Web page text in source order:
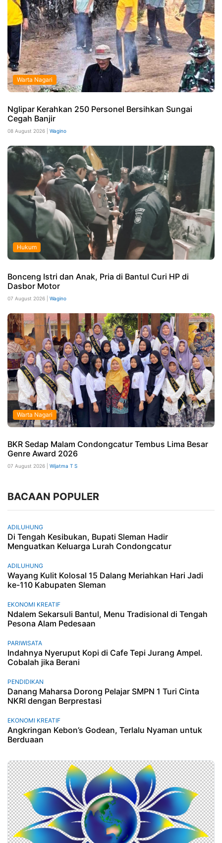
Warta Nagari
Nglipar Kerahkan 250 Personel Bersihkan Sungai
Cegah Banjir
08 August 2026 | Wagino
Hukum
Bonceng Istri dan Anak, Pria di Bantul Curi HP di
Dasbor Motor
07 August 2026 | Wagino
Warta Nagari
BKR Sedap Malam Condongcatur Tembus Lima Besar
Genre Award 2026
07 August 2026 | Wijatma T S
BACAAN POPULER
ADILUHUNG
Di Tengah Kesibukan, Bupati Sleman Hadir
Menguatkan Keluarga Lurah Condongcatur
ADILUHUNG
Wayang Kulit Kolosal 15 Dalang Meriahkan Hari Jadi
ke-110 Kabupaten Sleman
EKONOMI KREATIF
Ndalem Sekarsuli Bantul, Menu Tradisional di Tengah
Pesona Alam Pedesaan
PARIWISATA
Indahnya Nyeruput Kopi di Cafe Tepi Jurang Ampel.
Cobalah jika Berani
PENDIDIKAN
Danang Maharsa Dorong Pelajar SMPN 1 Turi Cinta
NKRI dengan Berprestasi
EKONOMI KREATIF
Angkringan Kebon’s Godean, Terlalu Nyaman untuk
Berduaan